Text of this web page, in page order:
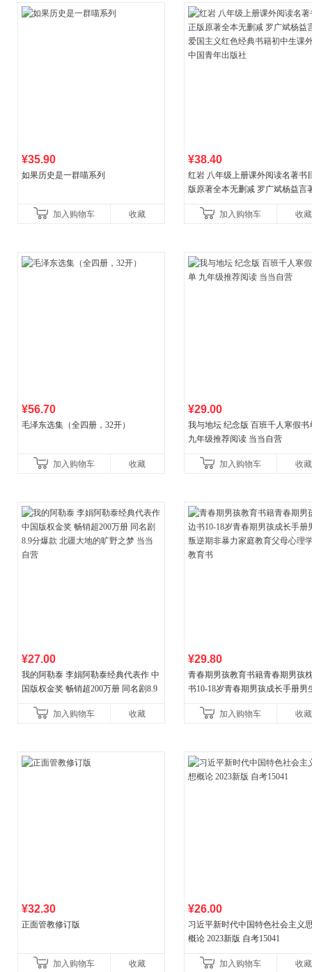
¥35.90
如果历史是一群喵系列
加入购物车 收藏
¥38.40
红岩 八年级上册课外阅读名著书
版原著全本无删减 罗广斌杨益言
国青年出版社加入购物车 收藏
¥56.70
毛泽东选集（全四册，32开）
加入购物车 收藏
¥29.00
我与地坛 纪念版 百班千人寒假书
九年级推荐阅读 当当自营
加入购物车 收藏
¥27.00
我的阿勒泰 李娟阿勒泰经典代表作 中
国版权金奖 畅销超200万册 同名剧8.9
加入购物车
收藏
¥29.80
青春期男孩教育书籍青春期男孩
书10-18岁青春期男孩成长手册男
育书
加入购物车 收藏
¥32.30
正面管教修订版
加入购物车 收藏
¥26.00
习近平新时代中国特色社会主义
概论 2023新版 自考15041
加入购物车 收藏